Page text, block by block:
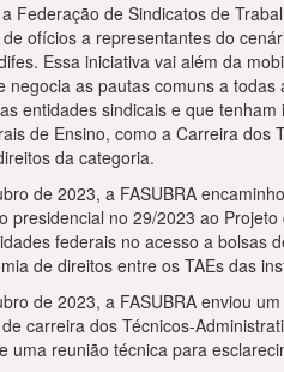
Federação de Sindicatos de
ofícios a representantes do
Essa iniciativa vai além da
negocia as pautas comuns a
entidades sindicais e que
de Ensino, como a Carreira
da categoria.
de 2023, a FASUBRA
presidencial no 29/2023 ao
federais no acesso a bolsas
de direitos entre os TAEs das
de 2023, a FASUBRA enviou
carreira dos Técnicos-
uma reunião técnica para